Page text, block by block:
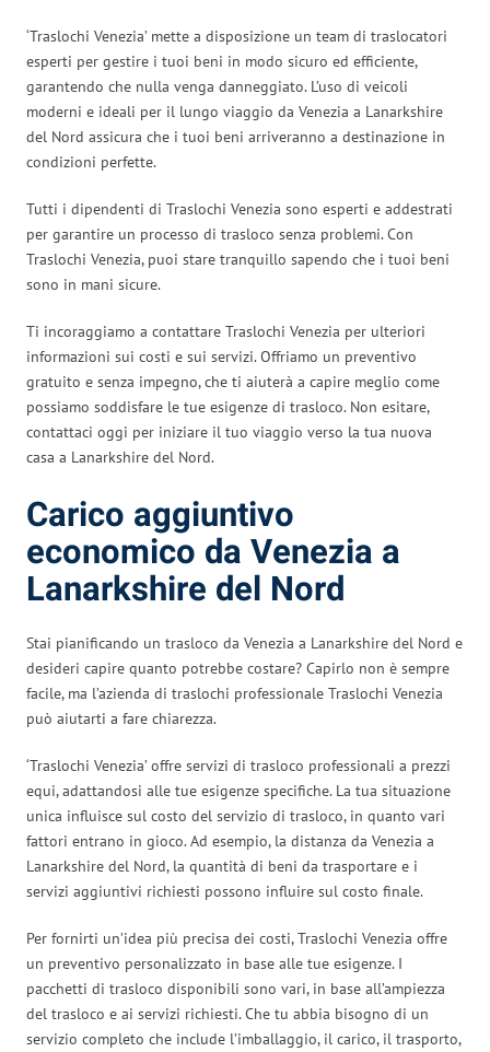
‘Traslochi Venezia’ mette a disposizione un team di traslocatori
esperti per gestire i tuoi beni in modo sicuro ed efficiente,
garantendo che nulla venga danneggiato. L’uso di veicoli
moderni e ideali per il lungo viaggio da Venezia a Lanarkshire
del Nord assicura che i tuoi beni arriveranno a destinazione in
condizioni perfette.
Tutti i dipendenti di Traslochi Venezia sono esperti e addestrati
per garantire un processo di trasloco senza problemi. Con
Traslochi Venezia, puoi stare tranquillo sapendo che i tuoi beni
sono in mani sicure.
Ti incoraggiamo a contattare Traslochi Venezia per ulteriori
informazioni sui costi e sui servizi. Offriamo un preventivo
gratuito e senza impegno, che ti aiuterà a capire meglio come
possiamo soddisfare le tue esigenze di trasloco. Non esitare,
contattaci oggi per iniziare il tuo viaggio verso la tua nuova
casa a Lanarkshire del Nord.
Carico aggiuntivo
economico da Venezia a
Lanarkshire del Nord
Stai pianificando un trasloco da Venezia a Lanarkshire del Nord e
desideri capire quanto potrebbe costare? Capirlo non è sempre
facile, ma l’azienda di traslochi professionale Traslochi Venezia
può aiutarti a fare chiarezza.
‘Traslochi Venezia’ offre servizi di trasloco professionali a prezzi
equi, adattandosi alle tue esigenze specifiche. La tua situazione
unica influisce sul costo del servizio di trasloco, in quanto vari
fattori entrano in gioco. Ad esempio, la distanza da Venezia a
Lanarkshire del Nord, la quantità di beni da trasportare e i
servizi aggiuntivi richiesti possono influire sul costo finale.
Per fornirti un’idea più precisa dei costi, Traslochi Venezia offre
un preventivo personalizzato in base alle tue esigenze. I
pacchetti di trasloco disponibili sono vari, in base all’ampiezza
del trasloco e ai servizi richiesti. Che tu abbia bisogno di un
servizio completo che include l’imballaggio, il carico, il trasporto,